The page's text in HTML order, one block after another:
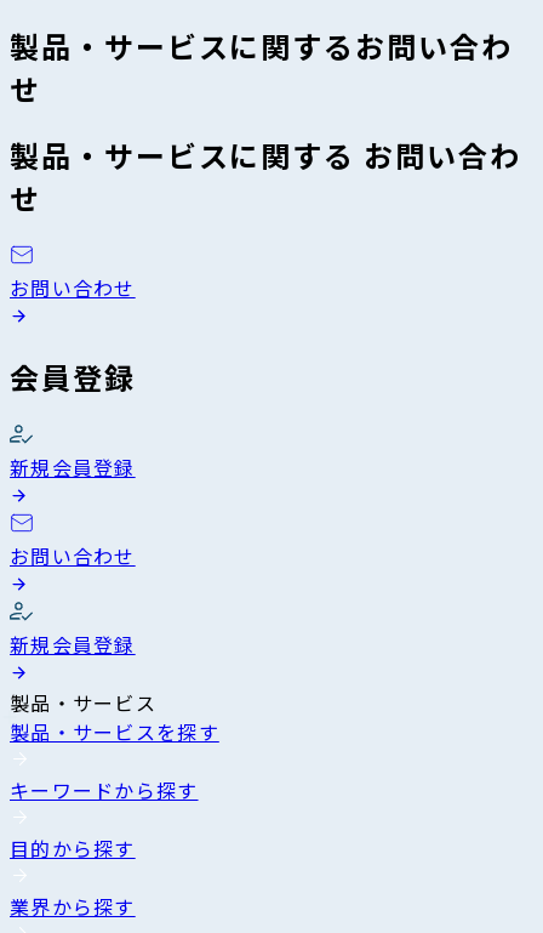
製品・サービスに関するお問い合わ
せ
製品・サービスに関する お問い合わ
せ
お問い合わせ
会員登録
新規会員登録
お問い合わせ
新規会員登録
製品・サービス
製品・サービスを探す
キーワードから探す
目的から探す
業界から探す